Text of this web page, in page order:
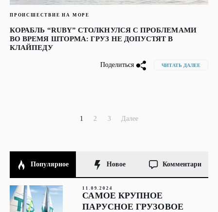
ПРОИСШЕСТВИЕ НА МОРЕ
КОРАБЛЬ “RUBY” СТОЛКНУЛСЯ С ПРОБЛЕМАМИ
ВО ВРЕМЯ ШТОРМА: ГРУЗ НЕ ДОПУСТЯТ В
КЛАЙПЕДУ
Поделиться ЧИТАТЬ ДАЛЕЕ
1 2 3 Далее
Популярное Новое Комментари
11.09.2024
САМОЕ КРУПНОЕ
ПАРУСНОЕ ГРУЗОВОЕ